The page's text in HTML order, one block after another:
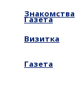
Газета
Знакомства
Визитка
Газета